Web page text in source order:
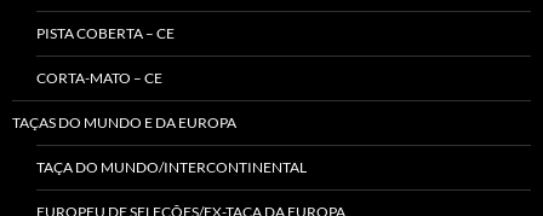
PISTA COBERTA – CE
CORTA-MATO – CE
TAÇAS DO MUNDO E DA EUROPA
TAÇA DO MUNDO/INTERCONTINENTAL
EUROPEU DE SELEÇÕES/EX-TAÇA DA EUROPA